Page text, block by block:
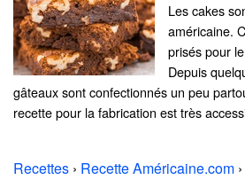
Les cakes
américaine.
prisés pour
Depuis
gâteaux sont confectionnés un peu
recette pour la fabrication est très
Recettes › Recette Américaine.com ›